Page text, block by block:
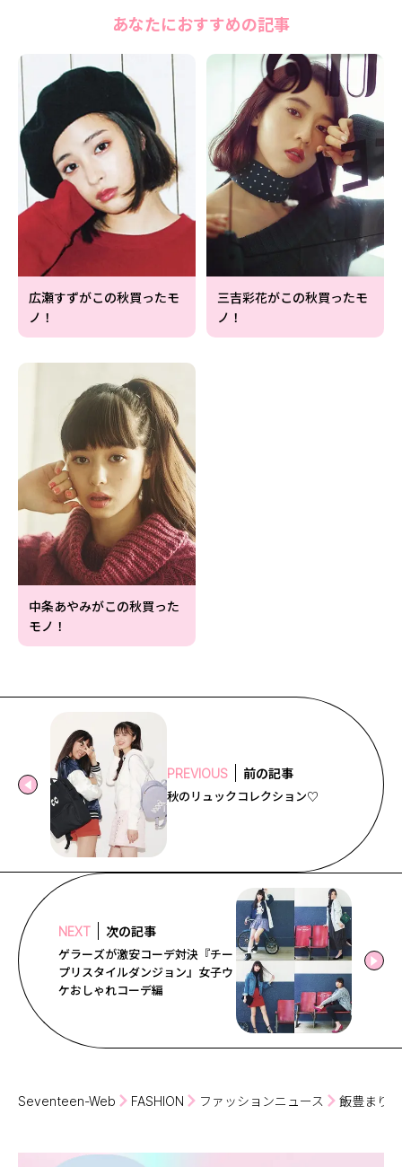
あなたにおすすめの記事
広瀬すずがこの秋買ったモ
ノ！
三吉彩花がこの秋買ったモ
ノ！
中条あやみがこの秋買った
モノ！
PREVIOUS 前の記事
秋のリュックコレクション♡
NEXT 次の記事
ゲラーズが激安コーデ対決『チー
プリスタイルダンジョン』女子ウ
ケおしゃれコーデ編
Seventeen-Web FASHION ファッションニュース 飯豊まり